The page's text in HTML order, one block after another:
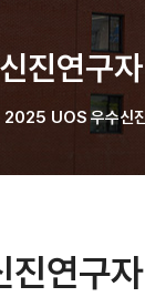
진연구
2025 UOS 우수신
연구